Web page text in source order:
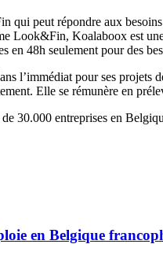
peut répondre aux
Look&Fin, Koalaboox est
en 48h seulement pour des
l’immédiat pour ses
Elle se rémunère en
30.000 entreprises en
en Belgique